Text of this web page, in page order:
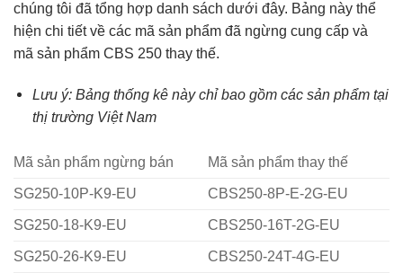
chúng tôi đã tổng hợp danh sách dưới đây. Bảng này thể
hiện chi tiết về các mã sản phẩm đã ngừng cung cấp và
mã sản phẩm CBS 250 thay thế.
Lưu ý: Bảng thống kê này chỉ bao gồm các sản phẩm tại
thị trường Việt Nam
Mã sản phẩm ngừng bán Mã sản phẩm thay thế
SG250-10P-K9-EU CBS250-8P-E-2G-EU
SG250-18-K9-EU CBS250-16T-2G-EU
SG250-26-K9-EU CBS250-24T-4G-EU